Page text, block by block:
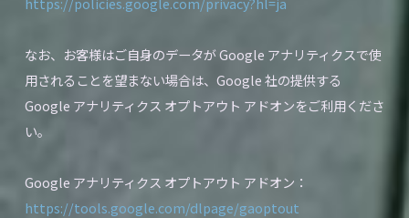
なお、お客様はご自身のデータが Google アナリティクスで使
用されることを望まない場合は、Google 社の提供する
Google アナリティクス オプトアウト アドオンをご利用くださ
い。
Google アナリティクス オプトアウト アドオン：
https://tools.google.com/dlpage/gaoptout